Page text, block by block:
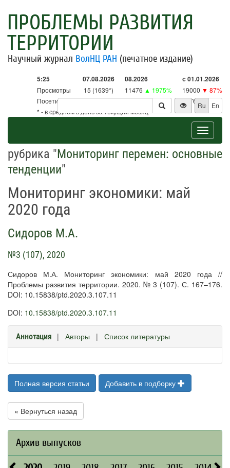
ПРОБЛЕМЫ РАЗВИТИЯ
ТЕРРИТОРИИ
Научный журнал ВолНЦ РАН (печатное издание)
5:25 07.08.2026 08.2026 с 01.01.2026
Просмотры 15 (1639*) 11476 ▲ 1975% 19000 ▼ 87%
Посетители
15 (1610*) 11268▲ 2642% 18761▼ 86%
* - в среднем в день за текущий месяц
Ru En
Toggle
рубрика "Мониторинг перемен: основные
тенденции"
Мониторинг экономики: май
2020 года
Сидоров М.А.
№3 (107), 2020
Сидоров М.А. Мониторинг экономики: май 2020 года //
Проблемы развития территории. 2020. № 3 (107). С. 167–176.
DOI: 10.15838/ptd.2020.3.107.11
DOI: 10.15838/ptd.2020.3.107.11
Аннотация | Авторы | Список литературы
Полная версия статьи Добавить в подборку
« Вернуться назад
Архив выпусков